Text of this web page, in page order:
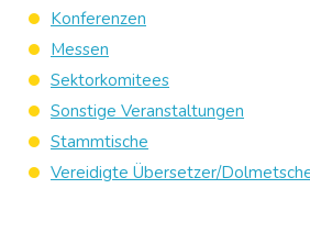
Konferenzen
Messen
Sektorkomitees
Sonstige Veranstaltungen
Stammtische
Vereidigte Übersetzer/